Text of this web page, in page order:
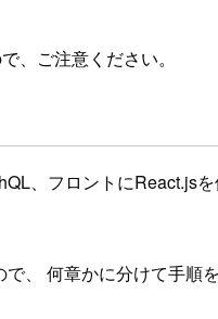
、ご注意ください。
、フロントにReact.js
何章かに分けて手順